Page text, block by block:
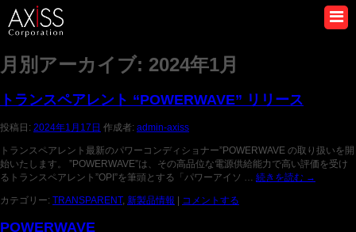
月別アーカイブ: 2024年1月
トランスペアレント “POWERWAVE” リリース
投稿日: 2024年1月17日 作成者: admin-axiss
トランスペアレント最新のパワーコンディショナー”POWERWAVE の取り扱いを開
始いたします。 ”POWERWAVE”は、その高品位な電源供給能力で高い評価を受け
るトランスペアレント”OPI”を筆頭とする「パワーアイソ … 続きを読む →
カテゴリー: TRANSPARENT, 新製品情報 コメントする
POWERWAVE